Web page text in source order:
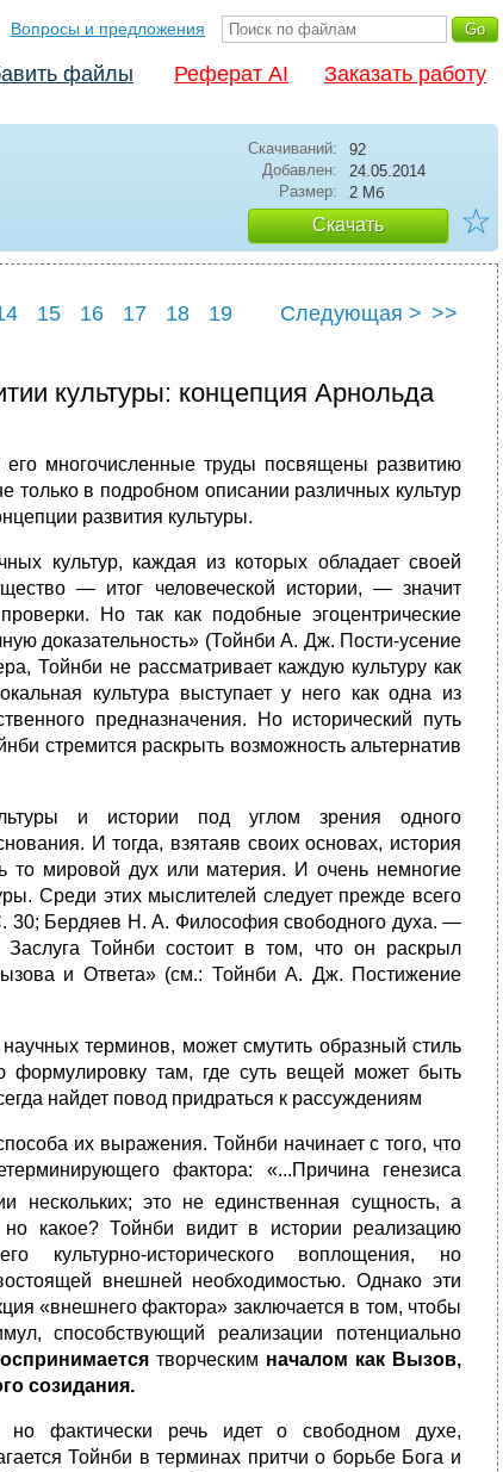
Вопросы и предложения
файлы Реферат AI Заказать работу
Скачиваний:
92
Добавлен:
24.05.2014
Размер:
2 Мб
Скачать ☆
15 16 17 18
19
Следующая > >>
культуры: концепция Арнольда
многочисленные труды посвящены развитию
только в подробном описании различных культур
развития культуры.
культур, каждая из которых обладает своей
— итог человеческой истории, — значит
Но так как подобные эгоцентрические
доказательность» (Тойнби А. Дж. Пости-усение
Тойнби не рассматривает каждую культуру как
культура выступает у него как одна из
предназначе­ния. Но исторический путь
стремится раскрыть возможность альтернатив
и истории под углом зрения одного
И тогда, взятаяв своих основах, история
то мировой дух или материя. И очень немногие
Среди этих мыслителей следует прежде всего
Бердяев Н. А. Философия свободного духа. —
Тойнби состоит в том, что он раскрыл
и Ответа» (см.: Тойнби А. Дж. Постижение
терминов, может смутить образный стиль
формулировку там, где суть вещей может быть
найдет повод придраться к рассуждениям
их выражения. Тойнби начинает с того, что
фактора: «...Причина генезиса
это не един­ственная сущность, а
какое? Тойнби видит в истории реализацию
культурно-исторического воплощения, но
внешней необходимостью. Однако эти
«внешнего фактора» заключается в том, чтобы
способствующий реализации потенциально
имается творческим началом как Вызов,
созидания.
но фактически речь идет о свободном духе,
Тойнби в терми­нах притчи о борьбе Бога и